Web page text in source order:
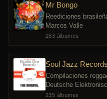
Mr Bongo
Reediciones
Marcos Valle
253 álbumes
Soul Jazz Records
Compilaciones
Deutsche
235 álbumes